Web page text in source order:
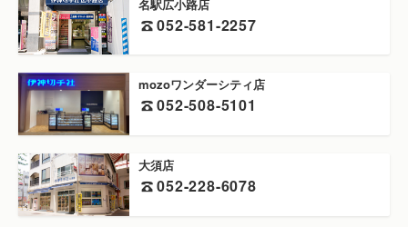
名駅広小路店
052-581-2257
mozoワンダーシティ店
052-508-5101
大須店
052-228-6078